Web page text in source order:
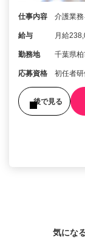
仕事内容 介護業
給与 月給
勤務地 千葉県
応募資格 初任者
後で見る
気にな